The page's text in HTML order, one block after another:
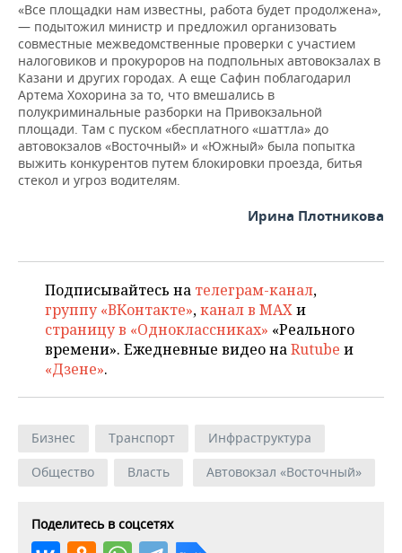
«Все площадки нам известны, работа будет продолжена»,
— подытожил министр и предложил организовать
совместные межведомственные проверки с участием
налоговиков и прокуроров на подпольных автовокзалах в
Казани и других городах. А еще Сафин поблагодарил
Артема Хохорина за то, что вмешались в
полукриминальные разборки на Привокзальной
площади. Там с пуском «бесплатного «шаттла» до
автовокзалов «Восточный» и «Южный» была попытка
выжить конкурентов путем блокировки проезда, битья
стекол и угроз водителям.
Ирина Плотникова
Подписывайтесь на телеграм-канал,
группу «ВКонтакте»,канал в MAXи
страницу в «Одноклассниках» «Реального
времени». Ежедневные видео наRutube и
«Дзене».
Бизнес Транспорт
Инфраструктура
Общество
Власть Автовокзал «Восточный»
Поделитесь в соцсетях